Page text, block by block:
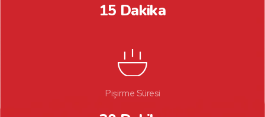
15 Dakika
Pişirme Süresi